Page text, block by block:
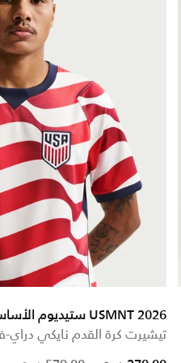
USMNT 2026 ستيديوم الأساسي
تيشيرت كرة القدم نايكي دراي-